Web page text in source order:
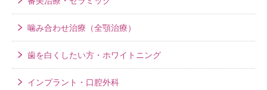
噛み合わせ治療（全顎治療）
歯を白くしたい方・ホワイトニング
インプラント・口腔外科